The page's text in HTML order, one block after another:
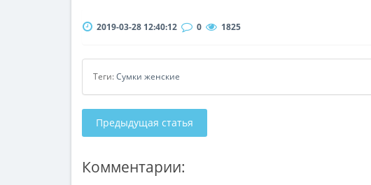
2019-03-28 12:40:12 0 1825
Теги:Сумки женские
Предыдущая статья
Комментарии: